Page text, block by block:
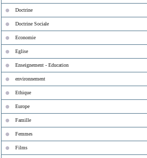
Doctrine
Doctrine Sociale
Economie
Eglise
Enseignement - Education
environnement
Ethique
Europe
Famille
Femmes
Films